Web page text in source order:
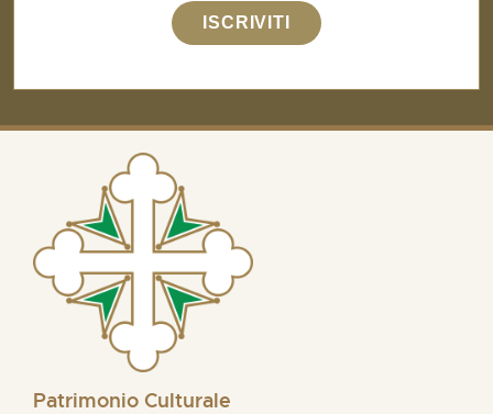
ISCRIVITI
Patrimonio Culturale